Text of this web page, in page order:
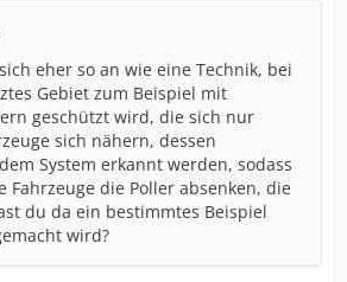
eher so an wie eine Technik, bei
Gebiet zum Beispiel mit
geschützt wird, die sich nur
sich nähern, dessen
System erkannt werden, sodass
Fahrzeuge die Poller absenken, die
du da ein bestimmtes Beispiel
wird?